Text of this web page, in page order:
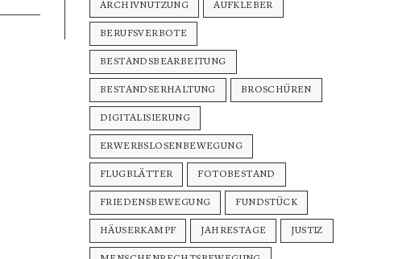
ARCHIVNUTZUNG AUFKLEBER
BERUFSVERBOTE
BESTANDSBEARBEITUNG
BESTANDSERHALTUNG BROSCHÜREN
DIGITALISIERUNG
ERWERBSLOSENBEWEGUNG
FLUGBLÄTTER FOTOBESTAND
FRIEDENSBEWEGUNG FUNDSTÜCK
HÄUSERKAMPF JAHRESTAGE JUSTIZ